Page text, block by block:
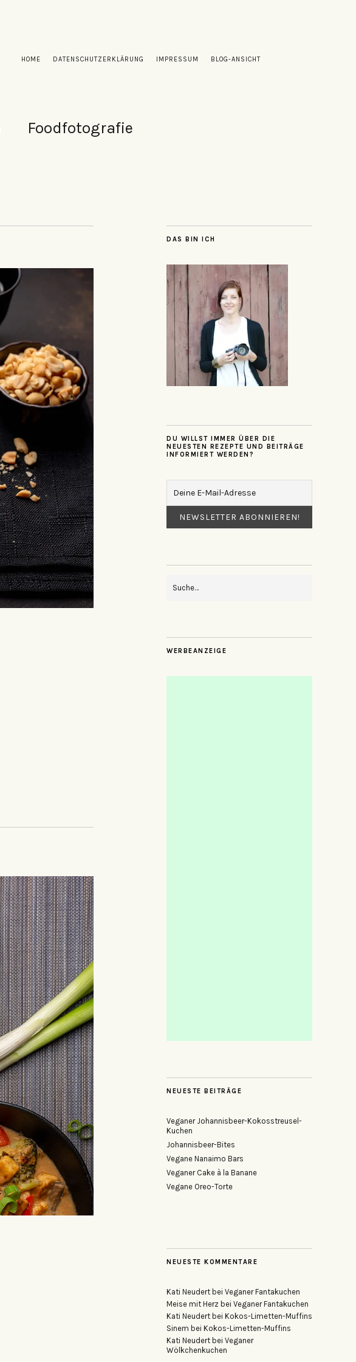
HOME DATENSCHUTZERKLÄRUNG IMPRESSUM BLOG-ANSICHT
Foodfotografie
DAS BIN ICH
DU WILLST IMMER ÜBER DIE
NEUESTEN REZEPTE UND BEITRÄGE
INFORMIERT WERDEN?
WERBEANZEIGE
NEUESTE BEITRÄGE
Veganer Johannisbeer-Kokosstreusel-
Kuchen
Johannisbeer-Bites
Vegane Nanaimo Bars
Veganer Cake à la Banane
Vegane Oreo-Torte
NEUESTE KOMMENTARE
Kati Neudert bei Veganer Fantakuchen
Meise mit Herz bei Veganer Fantakuchen
Kati Neudert bei Kokos-Limetten-Muffins
Sinem bei Kokos-Limetten-Muffins
Kati Neudert bei Veganer
Wölkchenkuchen